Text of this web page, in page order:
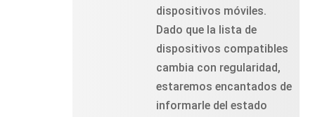
dispositivos móviles.
Dado que la lista de
dispositivos compatibles
cambia con regularidad,
estaremos encantados de
informarle del estado